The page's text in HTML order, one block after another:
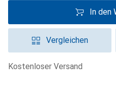
In den
Vergleichen
kostenloser Versand